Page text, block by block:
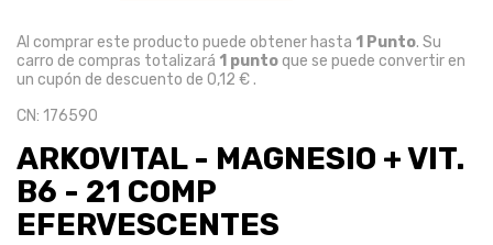
Al comprar este producto puede obtener hasta 1 Punto. Su
carro de compras totalizará 1 puntoque se puede convertir en
un cupón de descuento de 0,12 €.
CN: 176590
ARKOVITAL - MAGNESIO + VIT.
B6 - 21 COMP
EFERVESCENTES